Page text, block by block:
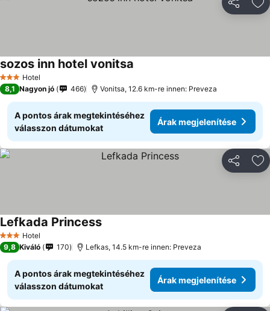
3 Kategória
Hotel
sozos inn hotel vonitsa
8,1 Nagyon jó 466 Vonitsa, 12.6 km-re innen: Preveza
A pontos árak megtekintéséhez
válasszon dátumokat
Árak megjelenítése
3 Kategória
Hotel
Lefkada Princess
9,8 Kiváló 170 Lefkas, 14.5 km-re innen: Preveza
A pontos árak megtekintéséhez
válasszon dátumokat
Árak megjelenítése